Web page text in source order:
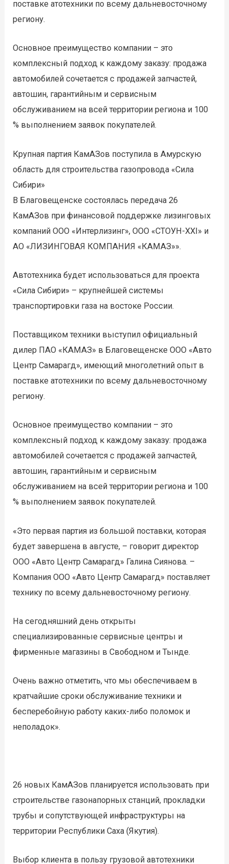
поставке атотехники по всему дальневосточному
региону.
Основное преимущество компании – это
комплексный подход к каждому заказу: продажа
автомобилей сочетается с продажей запчастей,
автошин, гарантийным и сервисным
обслуживанием на всей территории региона и 100
% выполнением заявок покупателей.
Крупная партия КамАЗов поступила в Амурскую
область для строительства газопровода «Сила
Сибири»
В Благовещенске состоялась передача 26
КамАЗов при финансовой поддержке лизинговых
компаний ООО «Интерлизинг», ООО «СТОУН-ХХI» и
АО «ЛИЗИНГОВАЯ КОМПАНИЯ «КАМАЗ»».
Автотехника будет использоваться для проекта
«Сила Сибири» – крупнейшей системы
транспортировки газа на востоке России.
Поставщиком техники выступил официальный
дилер ПАО «КАМАЗ» в Благовещенске ООО «Авто
Центр Самарагд», имеющий многолетний опыт в
поставке атотехники по всему дальневосточному
региону.
Основное преимущество компании – это
комплексный подход к каждому заказу: продажа
автомобилей сочетается с продажей запчастей,
автошин, гарантийным и сервисным
обслуживанием на всей территории региона и 100
% выполнением заявок покупателей.
«Это первая партия из большой поставки, которая
будет завершена в августе, – говорит директор
ООО «Авто Центр Самарагд» Галина Сиянова. –
Компания ООО «Авто Центр Самарагд» поставляет
технику по всему дальневосточному региону.
На сегодняшний день открыты
специализированные сервисные центры и
фирменные магазины в Свободном и Тынде.
Очень важно отметить, что мы обеспечиваем в
кратчайшие сроки обслуживание техники и
бесперебойную работу каких-либо поломок и
неполадок».
26 новых КамАЗов планируется использовать при
строительстве газонапорных станций, прокладки
трубы и сопутствующей инфраструктуры на
территории Республики Саха (Якутия).
Выбор клиента в пользу грузовой автотехники